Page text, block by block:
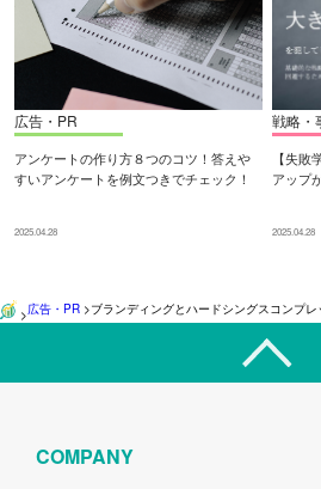
広告・PR
アンケートの作り方８つのコツ！答えや
すいアンケートを例文つきでチェック！
2025.04.28
戦略・
【失
アップ
2025.04.28
>広告・PR>ブランディングとハードシングスコンプレ
COMPANY